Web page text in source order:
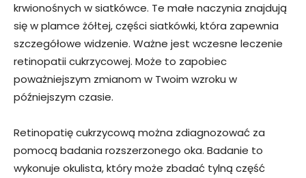
krwionośnych w siatkówce. Te małe naczynia znajdują
się w plamce żółtej, części siatkówki, która zapewnia
szczegółowe widzenie. Ważne jest wczesne leczenie
retinopatii cukrzycowej. Może to zapobiec
poważniejszym zmianom w Twoim wzroku w
późniejszym czasie.
Retinopatię cukrzycową można zdiagnozować za
pomocą badania rozszerzonego oka. Badanie to
wykonuje okulista, który może zbadać tylną część